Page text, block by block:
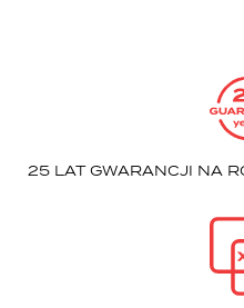
25 LAT GWARANCJI NA